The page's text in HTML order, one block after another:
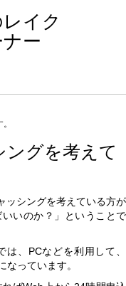
イク
ー
ングを考えて
ッシングを考えている方が
いのか？」ということで
、PCなどを利用して、
っています。